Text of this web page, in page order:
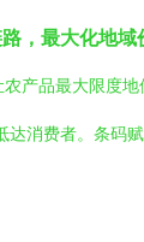
，最大化地域
农产品最大限度
达消费者。条码